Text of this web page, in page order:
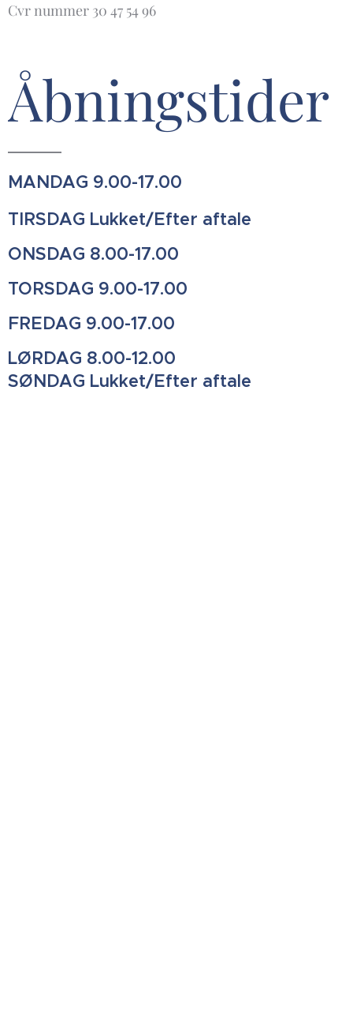
Cvr nummer 30 47 54 96
Åbningstider
MANDAG 9.00-17.00
TIRSDAG Lukket/Efter aftale
ONSDAG 8.00-17.00
TORSDAG 9.00-17.00
FREDAG 9.00-17.00
LØRDAG 8.00-12.00
SØNDAG Lukket/Efter aftale